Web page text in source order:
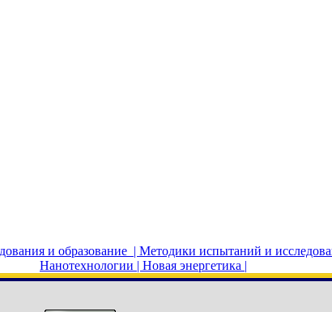
и образование | Методики испытаний и
Нанотехнологии | Новая энергетика |